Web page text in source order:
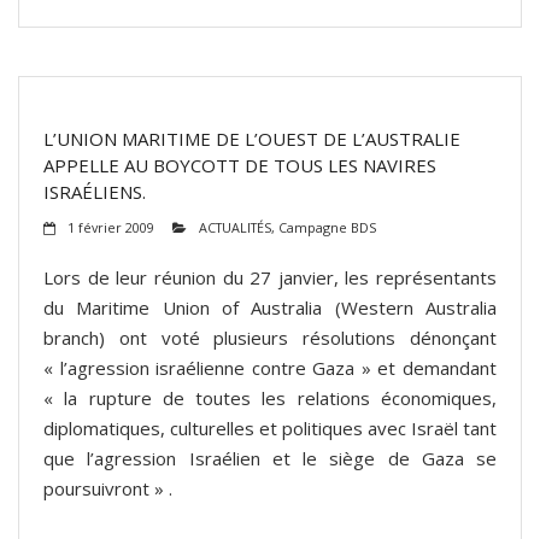
L’UNION MARITIME DE L’OUEST DE L’AUSTRALIE
APPELLE AU BOYCOTT DE TOUS LES NAVIRES
ISRAÉLIENS.
1 février 2009 ACTUALITÉS, Campagne BDS
Lors de leur réunion du 27 janvier, les représentants
du Maritime Union of Australia (Western Australia
branch) ont voté plusieurs résolutions dénonçant
« l’agression israélienne contre Gaza » et demandant
« la rupture de toutes les relations économiques,
diplomatiques, culturelles et politiques avec Israël tant
que l’agression Israélien et le siège de Gaza se
poursuivront » .